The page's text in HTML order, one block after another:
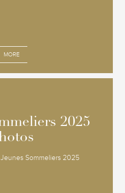
MORE
2025
Sommeliers 2025
2025